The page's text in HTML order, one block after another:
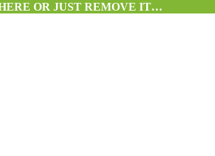
OR JUST REMOVE IT…